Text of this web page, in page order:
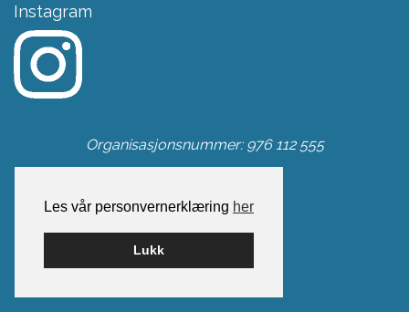
Les vår personvernerklæring her
Lukk
Instagram
Organisasjonsnummer: 976 112 555